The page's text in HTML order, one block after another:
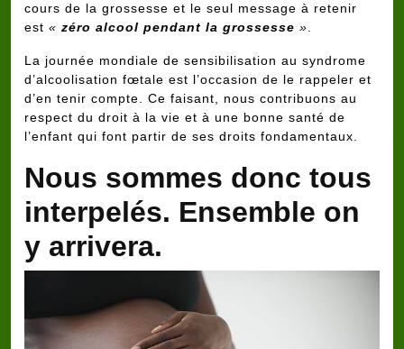
cours de la grossesse et le seul message à retenir
est « zéro alcool pendant la grossesse »
La journée mondiale de sensibilisation au syndrome
d’alcoolisation fœtale est l’occasion de le rappeler et
d’en tenir compte. Ce faisant, nous contribuons au
respect du droit à la vie et à une bonne santé de
l’enfant qui font partir de ses droits fondamentaux.
Nous sommes donc tous
interpelés. Ensemble on
y arrivera.